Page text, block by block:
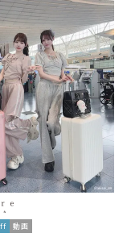
動画